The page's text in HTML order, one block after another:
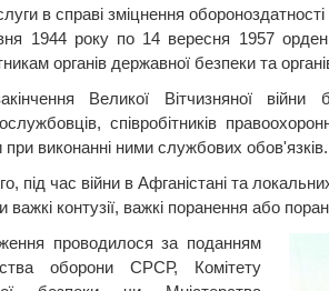
в справі зміцнення обороноздатності
1944 року по 14 вересня 1957 орден
органів державної безпеки та
Великої Вітчизняної
співробітників
при виконанні ними службових обов'язків.
під час війни в Афганістані та
важкі контузії, важкі поранення або
проводилося за поданням
оборони СРСР, Комітету